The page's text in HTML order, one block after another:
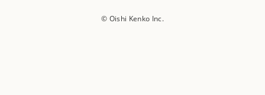
© Oishi Kenko Inc.